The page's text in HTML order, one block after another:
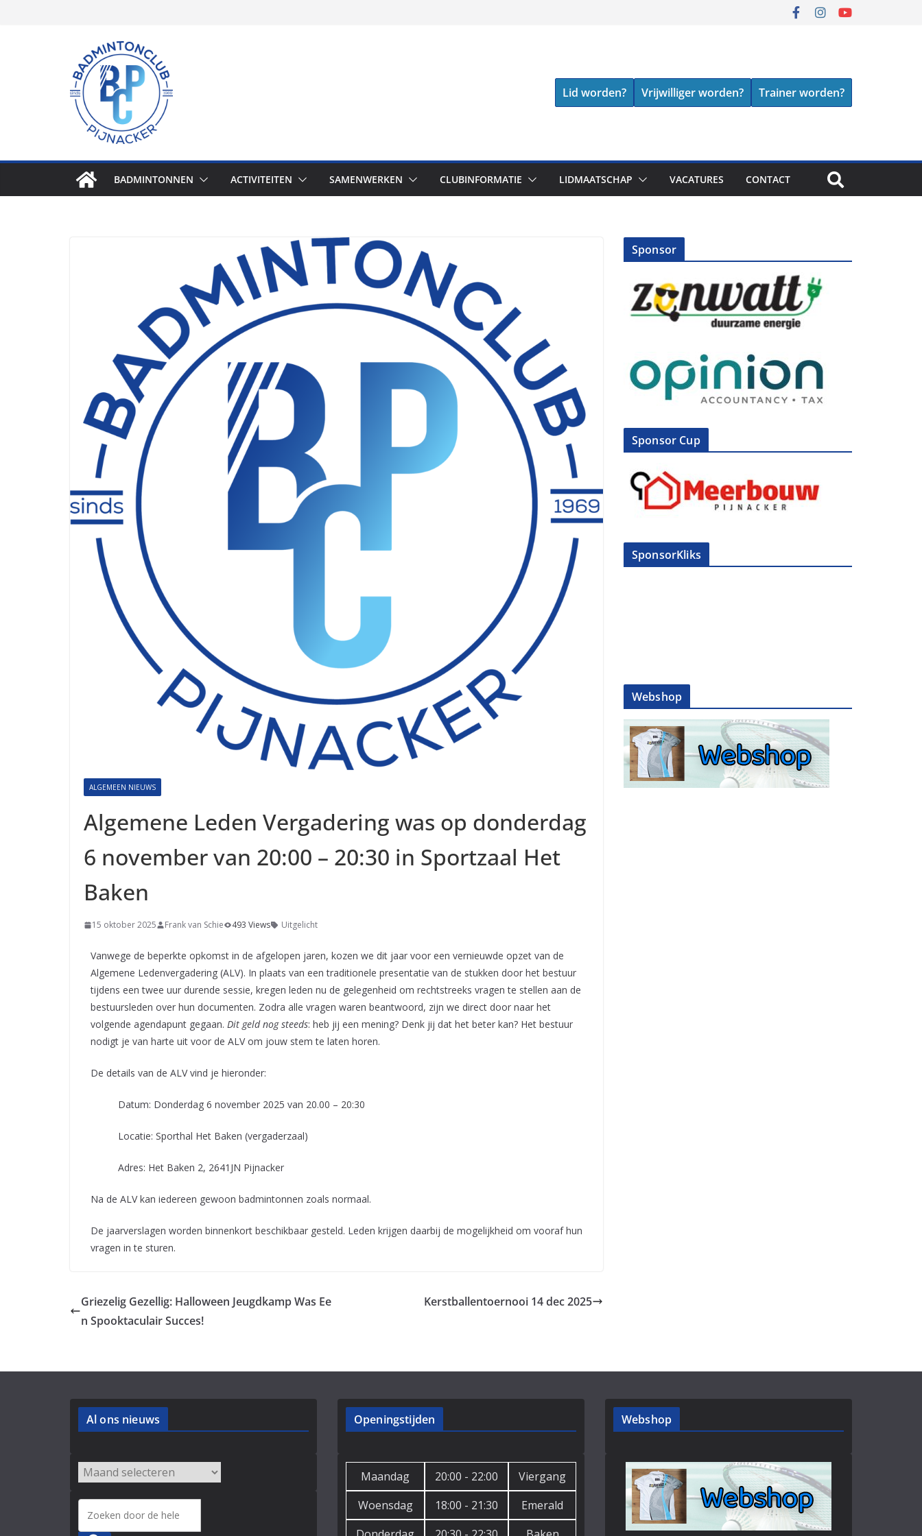
Lid worden? Vrijwilliger worden? Trainer worden?
BADMINTONNEN ACTIVITEITEN SAMENWERKEN CLUBINFORMATIE LIDMAATSCHAP VACATURES CONTACT
ALGEMEEN NIEUWS
Algemene Leden Vergadering was op donderdag
6 november van 20:00 – 20:30 in Sportzaal Het
Baken
15 oktober 2025 Frank van Schie 493 Views Uitgelicht
Vanwege de beperkte opkomst in de afgelopen jaren, kozen we dit jaar voor een vernieuwde opzet van de
Algemene Ledenvergadering (ALV). In plaats van een traditionele presentatie van de stukken door het bestuur
tijdens een twee uur durende sessie, kregen leden nu de gelegenheid om rechtstreeks vragen te stellen aan de
bestuursleden over hun documenten. Zodra alle vragen waren beantwoord, zijn we direct door naar het
volgende agendapunt gegaan. Dit geld nog steeds: heb jij een mening? Denk jij dat het beter kan? Het bestuur
nodigt je van harte uit voor de ALV om jouw stem te laten horen.
De details van de ALV vind je hieronder:
Datum: Donderdag 6 november 2025 van 20.00 – 20:30
Locatie: Sporthal Het Baken (vergaderzaal)
Adres: Het Baken 2, 2641JN Pijnacker
Na de ALV kan iedereen gewoon badmintonnen zoals normaal.
De jaarverslagen worden binnenkort beschikbaar gesteld. Leden krijgen daarbij de mogelijkheid om vooraf hun
vragen in te sturen.
Griezelig Gezellig: Halloween Jeugdkamp Was Ee
n Spooktaculair Succes!
Kerstballentoernooi 14 dec 2025
Sponsor
Sponsor Cup
SponsorKliks
Webshop
Al ons nieuws Openingstijden
Maandag 20:00 - 22:00
Viergang
Woensdag
18:00 - 21:30
Emerald
Webshop